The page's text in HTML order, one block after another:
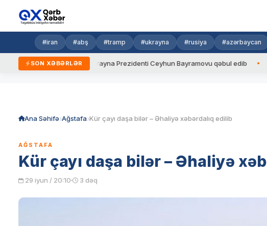
#iran #abş #tramp #ukrayna #rusiya #azərbaycan
SON XƏBƏRLƏR
qaydalar Ukrayna Prezidenti Ceyhun Bayramovu qəbul edib
Ana Səhifə Ağstafa Kür çayı daşa bilər – Əhaliyə xəbərdalıq edilib
AĞSTAFA
Kür çayı daşa bilər – Əhaliyə
29 iyun / 20:10 3 dəq